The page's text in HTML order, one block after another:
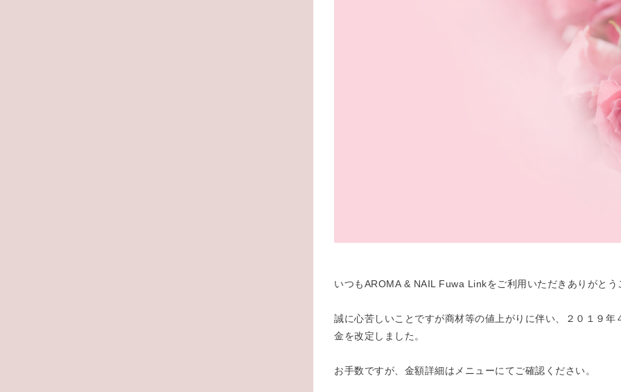
いつもAROMA & NAIL Fuwa Linkをご利用いただきありがとう
誠に心苦しいことですが商材等の値上がりに伴い、２０１９年
金を改定しました。
お手数ですが、金額詳細はメニューにてご確認ください。